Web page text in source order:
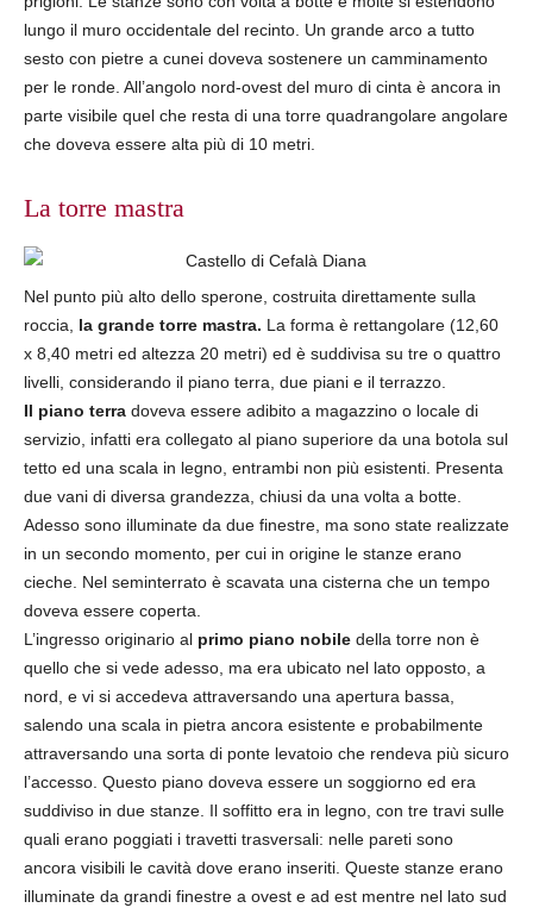
lungo il muro occidentale del recinto. Un grande arco a tutto
sesto con pietre a cunei doveva sostenere un camminamento
per le ronde. All’angolo nord-ovest del muro di cinta è ancora in
parte visibile quel che resta di una torre quadrangolare angolare
che doveva essere alta più di 10 metri.
La torre mastra
Nel punto più alto dello sperone, costruita direttamente sulla
roccia, la grande torre mastra. La forma è rettangolare (12,60
x 8,40 metri ed altezza 20 metri) ed è suddivisa su tre o quattro
livelli, considerando il piano terra, due piani e il terrazzo.
Il piano terra doveva essere adibito a magazzino o locale di
servizio, infatti era collegato al piano superiore da una botola sul
tetto ed una scala in legno, entrambi non più esistenti. Presenta
due vani di diversa grandezza, chiusi da una volta a botte.
Adesso sono illuminate da due finestre, ma sono state realizzate
in un secondo momento, per cui in origine le stanze erano
cieche. Nel seminterrato è scavata una cisterna che un tempo
doveva essere coperta.
L’ingresso originario al primo piano nobile della torre non è
quello che si vede adesso, ma era ubicato nel lato opposto, a
nord, e vi si accedeva attraversando una apertura bassa,
salendo una scala in pietra ancora esistente e probabilmente
attraversando una sorta di ponte levatoio che rendeva più sicuro
l’accesso. Questo piano doveva essere un soggiorno ed era
suddiviso in due stanze. Il soffitto era in legno, con tre travi sulle
quali erano poggiati i travetti trasversali: nelle pareti sono
ancora visibili le cavità dove erano inseriti. Queste stanze erano
illuminate da grandi finestre a ovest e ad est mentre nel lato sud